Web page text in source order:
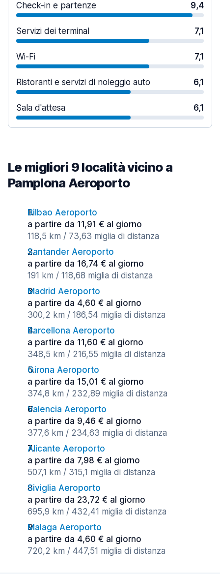
Check-in e partenze 9,4
Servizi dei terminal 7,1
Wi-Fi 7,1
Ristoranti e servizi di noleggio auto 6,1
Sala d'attesa 6,1
Le migliori 9 località vicino a
Pamplona Aeroporto
Bilbao Aeroporto
a partire da 11,91 € al giorno
118,5 km / 73,63 miglia di distanza
Santander Aeroporto
a partire da 16,74 € al giorno
191 km / 118,68 miglia di distanza
Madrid Aeroporto
a partire da 4,60 € al giorno
300,2 km / 186,54 miglia di distanza
Barcellona Aeroporto
a partire da 11,60 € al giorno
348,5 km / 216,55 miglia di distanza
Girona Aeroporto
a partire da 15,01 € al giorno
374,8 km / 232,89 miglia di distanza
Valencia Aeroporto
a partire da 9,46 € al giorno
377,6 km / 234,63 miglia di distanza
Alicante Aeroporto
a partire da 7,98 € al giorno
507,1 km / 315,1 miglia di distanza
Siviglia Aeroporto
a partire da 23,72 € al giorno
695,9 km / 432,41 miglia di distanza
Malaga Aeroporto
a partire da 4,60 € al giorno
720,2 km / 447,51 miglia di distanza